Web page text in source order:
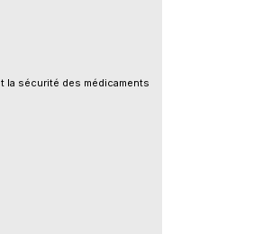
la sécurité des médicaments